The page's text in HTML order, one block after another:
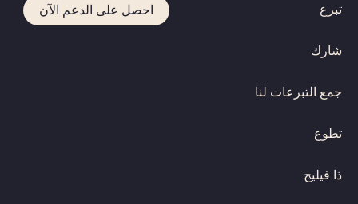
تبرع
شارك
جمع التبرعات لنا
تطوع
ذا فيليج
احصل على الدعم الآن